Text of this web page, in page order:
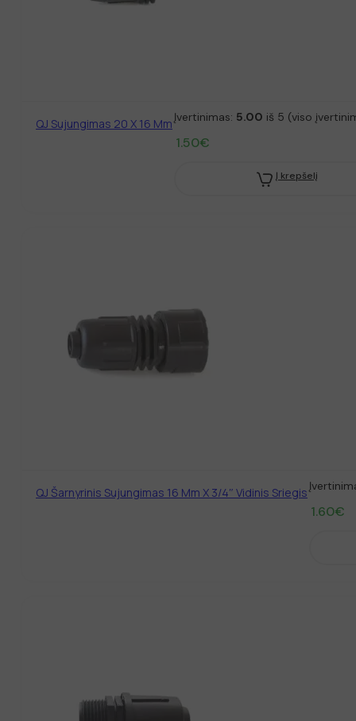
QJ Sujungimas 20 X 16 Mm Įvertinimas: 5.00 iš 5 (viso
1.50€
Į krepšelį
QJ Šarnyrinis Sujungimas 16 Mm X 3/4″ Vidinis Sriegis
1.60€